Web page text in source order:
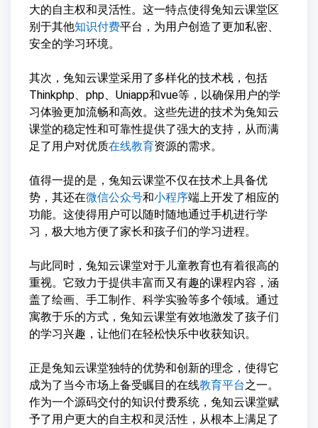
大的自主权和灵活性。这一特点使得兔知云课堂区
别于其他知识付费平台，为用户创造了更加私密、
安全的学习环境。
其次，兔知云课堂采用了多样化的技术栈，包括
Thinkphp、php、Uniapp和vue等，以确保用户的学
习体验更加流畅和高效。这些先进的技术为兔知云
课堂的稳定性和可靠性提供了强大的支持，从而满
足了用户对优质在线教育资源的需求。
值得一提的是，兔知云课堂不仅在技术上具备优
势，其还在微信公众号和小程序端上开发了相应的
功能。这使得用户可以随时随地通过手机进行学
习，极大地方便了家长和孩子们的学习进程。
与此同时，兔知云课堂对于儿童教育也有着很高的
重视。它致力于提供丰富而又有趣的课程内容，涵
盖了绘画、手工制作、科学实验等多个领域。通过
寓教于乐的方式，兔知云课堂有效地激发了孩子们
的学习兴趣，让他们在轻松快乐中收获知识。
正是兔知云课堂独特的优势和创新的理念，使得它
成为了当今市场上备受瞩目的在线教育平台之一。
作为一个源码交付的知识付费系统，兔知云课堂赋
予了用户更大的自主权和灵活性，从根本上满足了